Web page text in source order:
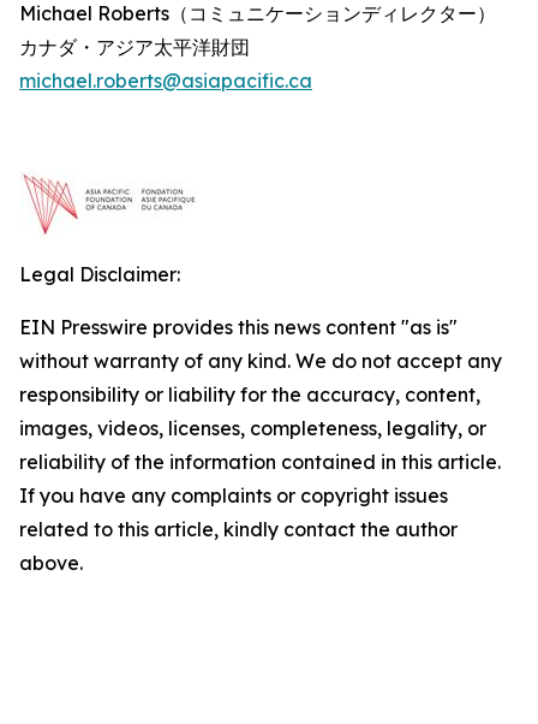
Michael Roberts（コミュニケーションディレクター）
カナダ・アジア太平洋財団
michael.roberts@asiapacific.ca
Legal Disclaimer:
EIN Presswire provides this news content "as is"
without warranty of any kind. We do not accept any
responsibility or liability for the accuracy, content,
images, videos, licenses, completeness, legality, or
reliability of the information contained in this article.
If you have any complaints or copyright issues
related to this article, kindly contact the author
above.